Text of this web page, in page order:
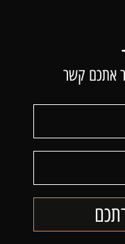
אתכם קשר